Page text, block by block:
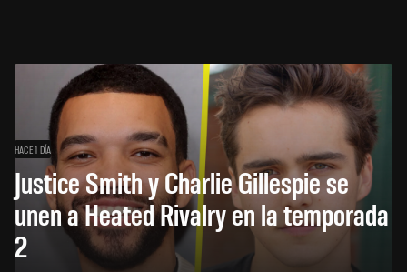
HACE 1 DÍA
Justice Smith y Charlie Gillespie se
unen a Heated Rivalry en la temporada
2